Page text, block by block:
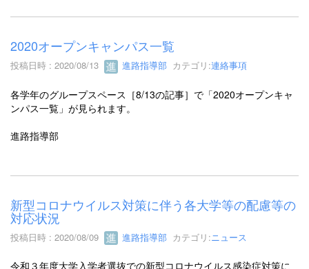
2020オープンキャンパス一覧
投稿日時 : 2020/08/13 進路指導部 カテゴリ:連絡事項
各学年のグループスペース［8/13の記事］で「2020オープンキャ
ンパス一覧」が見られます。
進路指導部
新型コロナウイルス対策に伴う各大学等の配慮等の
対応状況
投稿日時 : 2020/08/09 進路指導部 カテゴリ:ニュース
令和３年度大学入学者選抜での新型コロナウイルス感染症対策に